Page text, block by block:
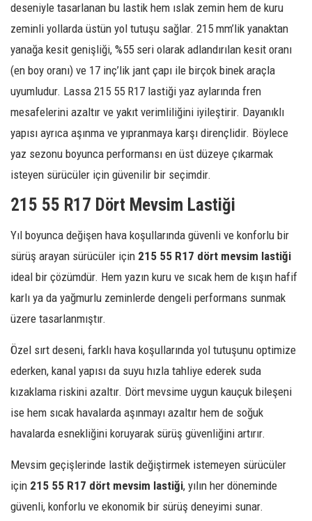
deseniyle tasarlanan bu lastik hem ıslak zemin hem de kuru
zeminli yollarda üstün yol tutuşu sağlar. 215 mm’lik yanaktan
yanağa kesit genişliği, %55 seri olarak adlandırılan kesit oranı
(en boy oranı) ve 17 inç’lik jant çapı ile birçok binek araçla
uyumludur. Lassa 215 55 R17 lastiği yaz aylarında fren
mesafelerini azaltır ve yakıt verimliliğini iyileştirir. Dayanıklı
yapısı ayrıca aşınma ve yıpranmaya karşı dirençlidir. Böylece
yaz sezonu boyunca performansı en üst düzeye çıkarmak
isteyen sürücüler için güvenilir bir seçimdir.
215 55 R17 Dört Mevsim Lastiği
Yıl boyunca değişen hava koşullarında güvenli ve konforlu bir
sürüş arayan sürücüler için 215 55 R17 dört mevsim lastiği
ideal bir çözümdür. Hem yazın kuru ve sıcak hem de kışın hafif
karlı ya da yağmurlu zeminlerde dengeli performans sunmak
üzere tasarlanmıştır.
Özel sırt deseni, farklı hava koşullarında yol tutuşunu optimize
ederken, kanal yapısı da suyu hızla tahliye ederek suda
kızaklama riskini azaltır. Dört mevsime uygun kauçuk bileşeni
ise hem sıcak havalarda aşınmayı azaltır hem de soğuk
havalarda esnekliğini koruyarak sürüş güvenliğini artırır.
Mevsim geçişlerinde lastik değiştirmek istemeyen sürücüler
için 215 55 R17 dört mevsim lastiği, yılın her döneminde
güvenli, konforlu ve ekonomik bir sürüş deneyimi sunar.